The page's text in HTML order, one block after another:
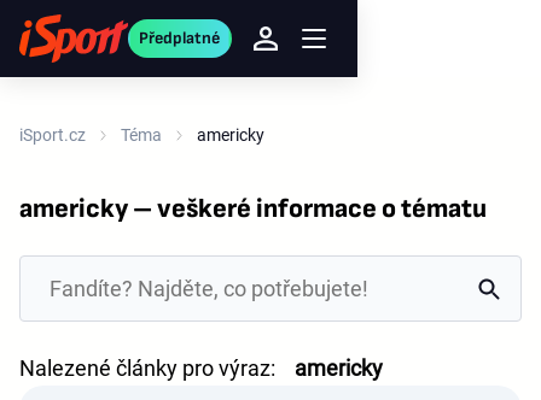
Předplatné
iSport.cz Téma americky
americky – veškeré informace o tématu
Nalezené články pro výraz: americky